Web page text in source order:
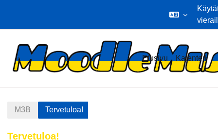
Etusivu Kalenteri
M3B Tervetuloa!
Tervetuloa!